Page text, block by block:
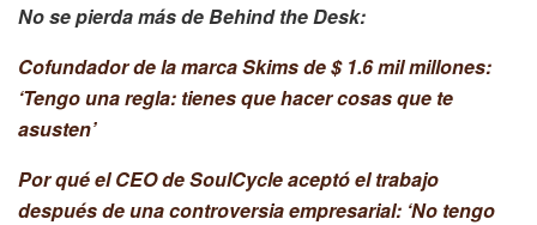
No se pierda más de Behind the Desk:
Cofundador de la marca Skims de $ 1.6 mil millones:
‘Tengo una regla: tienes que hacer cosas que te
asusten’
Por qué el CEO de SoulCycle aceptó el trabajo
después de una controversia empresarial: ‘No tengo